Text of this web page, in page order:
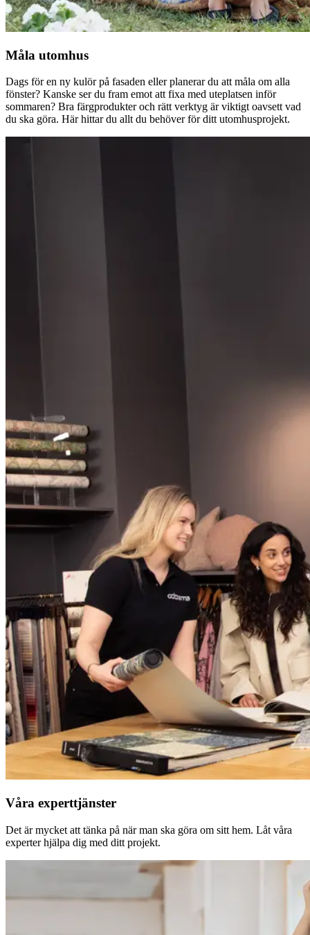
Måla utomhus
Dags för en ny kulör på fasaden eller planerar du att måla om alla
fönster? Kanske ser du fram emot att fixa med uteplatsen inför
sommaren? Bra färgprodukter och rätt verktyg är viktigt oavsett vad
du ska göra. Här hittar du allt du behöver för ditt utomhusprojekt.
Våra experttjänster
Det är mycket att tänka på när man ska göra om sitt hem. Låt våra
experter hjälpa dig med ditt projekt.